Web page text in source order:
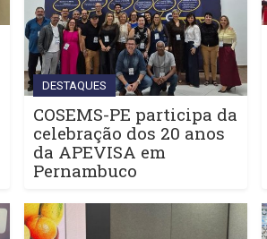
DESTAQUES
COSEMS-PE participa da
celebração dos 20 anos
da APEVISA em
Pernambuco